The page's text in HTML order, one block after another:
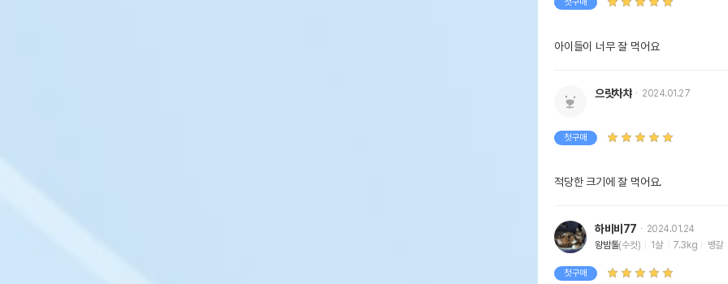
아이들이 너무 잘 먹어요
으랏차챠 2024.01.27
첫구매
적당한 크기에 잘 먹어요.
하비비77
2024.01.24
왕밤톨(수컷) 1살 7.3kg 뱅갈
첫구매